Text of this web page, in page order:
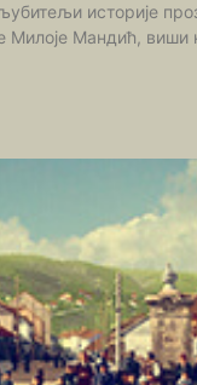
историје
Милоје Мандић, виши